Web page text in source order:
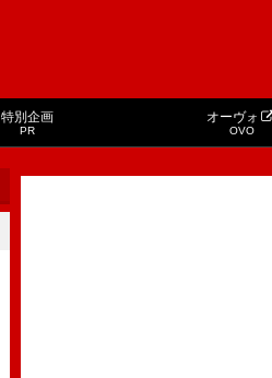
特別企画
PR
オーヴォ
OVO